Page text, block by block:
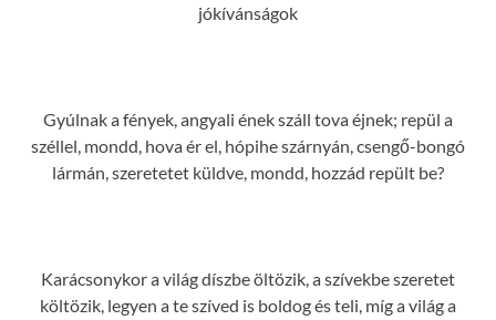
jókívánságok
Gyúlnak a fények, angyali ének száll tova éjnek; repül a
széllel, mondd, hova ér el, hópihe szárnyán, csengő-bongó
lármán, szeretetet küldve, mondd, hozzád repült be?
Karácsonykor a világ díszbe öltözik, a szívekbe szeretet
költözik, legyen a te szíved is boldog és teli, míg a világ a